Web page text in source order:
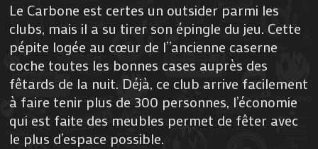
Le Carbone est certes un outsider parmi les
clubs, mais il a su tirer son épingle du jeu. Cette
pépite logée au cœur de l’’ancienne caserne
coche toutes les bonnes cases auprès des
fêtards de la nuit. Déjà, ce club arrive facilement
à faire tenir plus de 300 personnes, l’économie
qui est faite des meubles permet de fêter avec
le plus d’espace possible.